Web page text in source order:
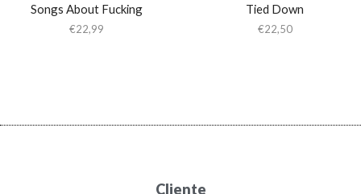
Songs About Fucking
€22,99
Tied Down
€22,50
Cliente